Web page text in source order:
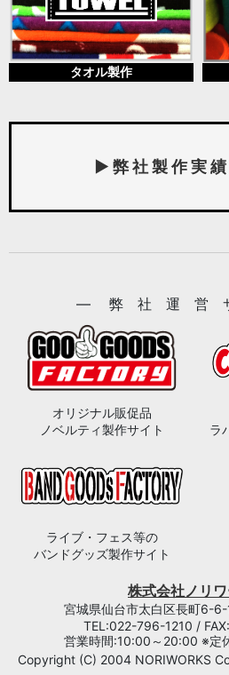
タオル製作
▶ 弊 社 製 作 実 績
― 弊 社 運 営
オリジナル販促品
ノベルティ製作サイト
ラ
ライブ・フェス等の
バンドグッズ製作サイト
株式会社ノリ
宮城県仙台市太白区長町6-6-
TEL:022-796-1210 /
営業時間:10:00～20:00 ※定
Copyright (C) 2004 NORIWORKS